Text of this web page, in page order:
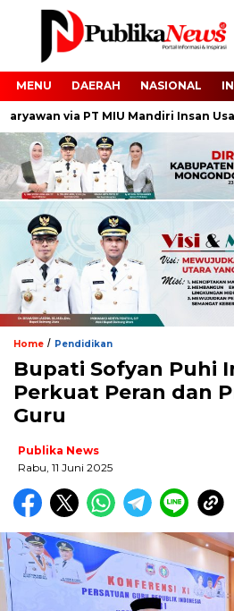
MENU DAERAH NASIONAL
via PT MIU Mandiri Insan Usaha
Home / Pendidikan
Bupati Sofyan Puhi
Perkuat Peran dan
Guru
Publika News
Rabu, 11 Juni 2025